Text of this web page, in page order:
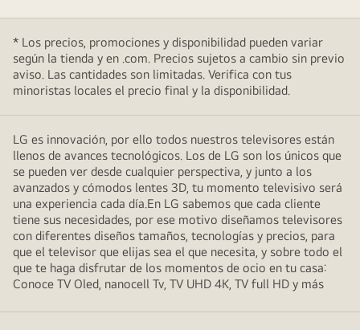
* Los precios, promociones y disponibilidad pueden variar
según la tienda y en .com. Precios sujetos a cambio sin previo
aviso. Las cantidades son limitadas. Verifica con tus
minoristas locales el precio final y la disponibilidad.
LG es innovación, por ello todos nuestros televisores están
llenos de avances tecnológicos. Los de LG son los únicos que
se pueden ver desde cualquier perspectiva, y junto a los
avanzados y cómodos lentes 3D, tu momento televisivo será
una experiencia cada día.En LG sabemos que cada cliente
tiene sus necesidades, por ese motivo diseñamos televisores
con diferentes diseños tamaños, tecnologías y precios, para
que el televisor que elijas sea el que necesita, y sobre todo el
que te haga disfrutar de los momentos de ocio en tu casa:
Conoce TV Oled, nanocell Tv, TV UHD 4K, TV full HD y más